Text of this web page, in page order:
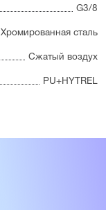
G3/8
Хромированная сталь
Сжатый воздух
PU+HYTREL